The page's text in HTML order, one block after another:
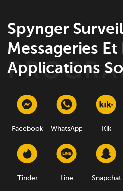
Spynger
Messageries Et
Applications
Facebook WhatsApp Kik
Tinder Line Snapchat